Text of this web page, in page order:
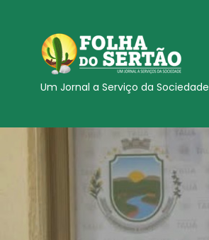
Um Jornal a Serviço da Sociedade